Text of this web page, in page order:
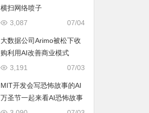
横扫网络喷子
07/04
3,087
大数据公司Arimo被松下收
购利用AI改善商业模式
07/03
3,191
MIT开发会写恐怖故事的AI
万圣节一起来看AI恐怖故事